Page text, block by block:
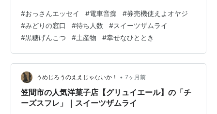
線に乗り換えてのその接続時間がどうで次何時の電車を
取ればいいんだとか･･･ 最近ならフツーにスマホでやるの
がデフォなのかも知れませんが･･･ もうね･･そういうのが
絡むと私の脳はフリーズを起こし･･フリーズしてるとそ
れはそれでしんどいから寝ちゃうんですよね･･私の左脳
さん^^;…
#おっさんエッセイ #電車音痴 #券売機使えよオヤジ
#みどりの窓口 #待ち人数 #スイーツザムライ
#黒糖げんこつ #土産物 #幸せなひととき
うめじろうのええじゃないか！ • 7ヶ月前
笠間市の人気洋菓子店【グリュイエール】の「チ
ーズスフレ」｜スイーツザムライ